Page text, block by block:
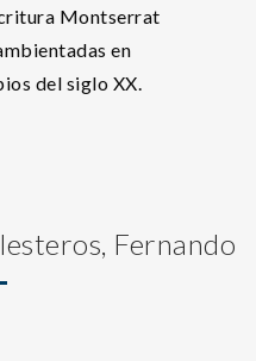
Montserrat
en
del siglo XX.
Fernando